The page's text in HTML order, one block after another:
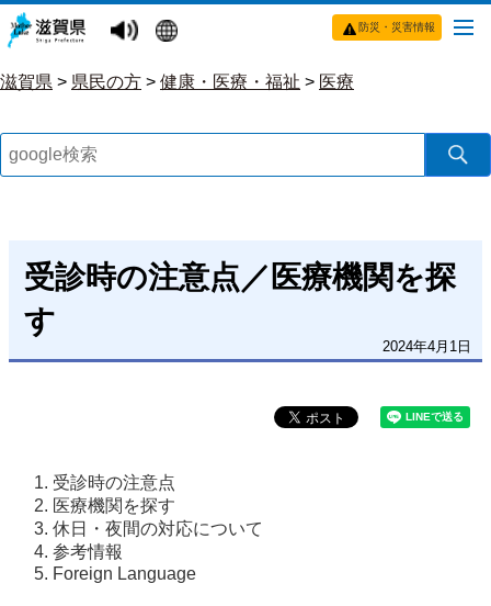
防災・災害情報
滋賀県 > 県民の方 > 健康・医療・福祉 > 医療
受診時の注意点／医療機関を探
す
2024年4月1日
受診時の注意点
医療機関を探す
休日・夜間の対応について
参考情報
Foreign Language